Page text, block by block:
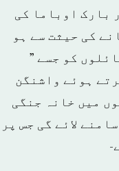
بارک اوباما کی
کی حیثت سے ہو
کو جسے ”
ہوئے واشنگن
میں خانہ جنگی
لائے گی جس پر